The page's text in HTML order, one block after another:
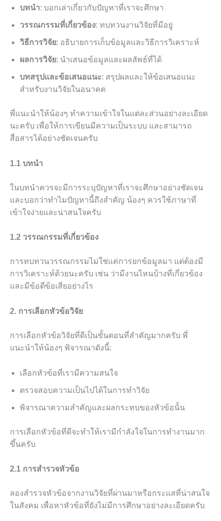
บทนำ: บอกเล่าเกี่ยวกับปัญหาที่เราจะศึกษา
วรรณกรรมที่เกี่ยวข้อง: ทบทวนงานวิจัยที่มีอยู่
วิธีการวิจัย: อธิบายการเก็บข้อมูลและวิธีการวิเคราะห์
ผลการวิจัย: นำเสนอข้อมูลและผลลัพธ์ที่ได้
บทสรุปและข้อเสนอแนะ: สรุปผลและให้ข้อเสนอแนะ
สำหรับงานวิจัยในอนาคต
พี่แนะนำให้น้องๆ ทำความเข้าใจในแต่ละส่วนอย่างละเอียด
นะครับ เพื่อให้การเขียนมีความเป็นระบบ และสามารถ
สื่อสารได้อย่างชัดเจนครับ
1.1 บทนำ
ในบทนำควรจะมีการระบุปัญหาที่เราจะศึกษาอย่างชัดเจน
และบอกว่าทำไมปัญหานี้ถึงสำคัญ น้องๆ ควรใช้ภาษาที่
เข้าใจง่ายและน่าสนใจครับ
1.2 วรรณกรรมที่เกี่ยวข้อง
การทบทวนวรรณกรรมไม่ใช่แค่การยกข้อมูลมา แต่ต้องมี
การวิเคราะห์ด้วยนะครับ เช่น ว่ามีงานไหนบ้างที่เกี่ยวข้อง
และมีข้อดีข้อเสียอย่างไร
2. การเลือกหัวข้อวิจัย
การเลือกหัวข้อวิจัยที่ดีเป็นขั้นตอนที่สำคัญมากครับ พี่
แนะนำให้น้องๆ พิจารณาดังนี้:
เลือกหัวข้อที่เรามีความสนใจ
ตรวจสอบความเป็นไปได้ในการทำวิจัย
พิจารณาความสำคัญและผลกระทบของหัวข้อนั้น
การเลือกหัวข้อที่ดีจะทำให้เรามีกำลังใจในการทำงานมาก
ขึ้นครับ
2.1 การสำรวจหัวข้อ
ลองสำรวจหัวข้อจากงานวิจัยที่ผ่านมาหรือกระแสที่น่าสนใจ
ในสังคม เพื่อหาหัวข้อที่ยังไม่มีการศึกษาอย่างละเอียดครับ